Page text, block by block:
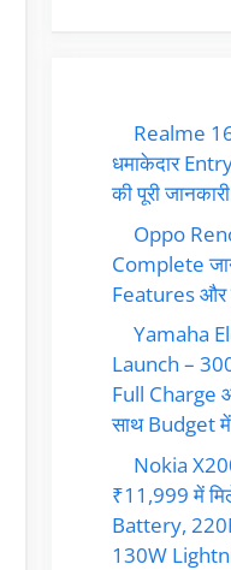
Realme
धमाकेदार
की पूरी
Oppo
Complete
Features
Yamaha
Launch –
Full Charge
साथ Budget
Nokia
₹11,999 में
Battery,
130W